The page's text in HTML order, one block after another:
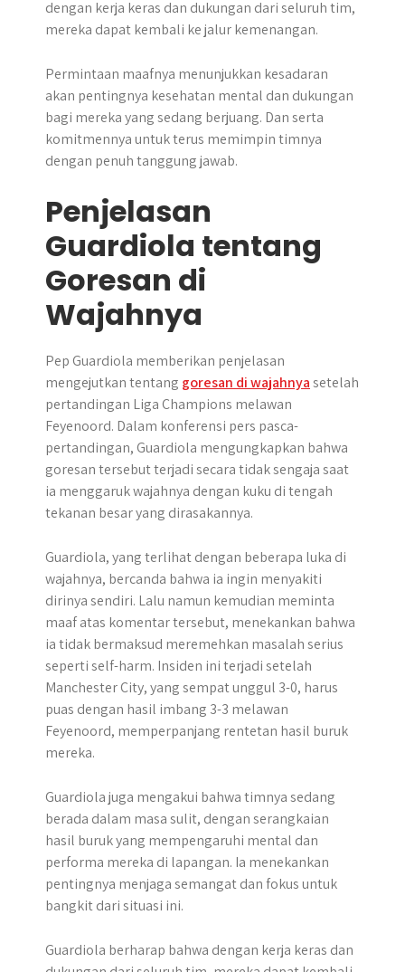
dengan kerja keras dan dukungan dari seluruh tim,
mereka dapat kembali ke jalur kemenangan.
Permintaan maafnya menunjukkan kesadaran
akan pentingnya kesehatan mental dan dukungan
bagi mereka yang sedang berjuang. Dan serta
komitmennya untuk terus memimpin timnya
dengan penuh tanggung jawab.
Penjelasan
Guardiola tentang
Goresan di
Wajahnya
Pep Guardiola memberikan penjelasan
mengejutkan tentang goresan di wajahnyasetelah
pertandingan Liga Champions melawan
Feyenoord. Dalam konferensi pers pasca-
pertandingan, Guardiola mengungkapkan bahwa
goresan tersebut terjadi secara tidak sengaja saat
ia menggaruk wajahnya dengan kuku di tengah
tekanan besar yang dirasakannya.
Guardiola, yang terlihat dengan beberapa luka di
wajahnya, bercanda bahwa ia ingin menyakiti
dirinya sendiri. Lalu namun kemudian meminta
maaf atas komentar tersebut, menekankan bahwa
ia tidak bermaksud meremehkan masalah serius
seperti self-harm. Insiden ini terjadi setelah
Manchester City, yang sempat unggul 3-0, harus
puas dengan hasil imbang 3-3 melawan
Feyenoord, memperpanjang rentetan hasil buruk
mereka.
Guardiola juga mengakui bahwa timnya sedang
berada dalam masa sulit, dengan serangkaian
hasil buruk yang mempengaruhi mental dan
performa mereka di lapangan. Ia menekankan
pentingnya menjaga semangat dan fokus untuk
bangkit dari situasi ini.
Guardiola berharap bahwa dengan kerja keras dan